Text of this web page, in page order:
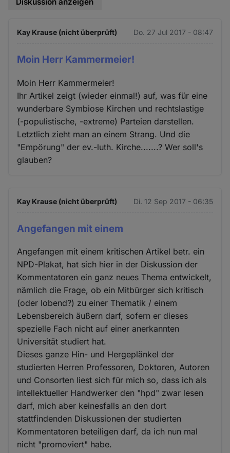
Kay Krause (nicht überprüft) Do. 27 Jul 2017 - 08:47
Moin Herr Kammermeier!
Moin Herr Kammermeier!
Ihr Artikel zeigt (wieder einmal!) auf, was für eine
wunderbare Symbiose Kirchen und rechtslastige
(-populistische, -extreme) Parteien darstellen.
Letztlich zieht man an einem Strang. Und die
"Empörung" der ev.-luth. Kirche.......? Wer soll's
glauben?
Kay Krause (nicht überprüft) Di. 12 Sep 2017 - 06:35
Angefangen mit einem
Angefangen mit einem kritischen Artikel betr. ein
NPD-Plakat, hat sich hier in der Diskussion der
Kommentatoren ein ganz neues Thema entwickelt,
nämlich die Frage, ob ein Mitbürger sich kritisch
(oder lobend?) zu einer Thematik / einem
Lebensbereich äußern darf, sofern er dieses
spezielle Fach nicht auf einer anerkannten
Universität studiert hat.
Dieses ganze Hin- und Hergeplänkel der
studierten Herren Professoren, Doktoren, Autoren
und Consorten liest sich für mich so, dass ich als
intellektueller Handwerker den "hpd" zwar lesen
darf, mich aber keinesfalls an den dort
stattfindenden Diskussionen der studierten
Kommentatoren beteiligen darf, da ich nun mal
nicht "promoviert" habe.